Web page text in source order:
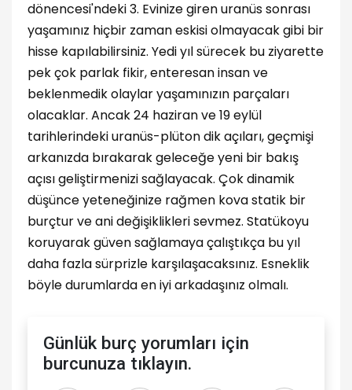
dönencesi'ndeki 3. Evinize giren uranüs sonrası
yaşamınız hiçbir zaman eskisi olmayacak gibi bir
hisse kapılabilirsiniz. Yedi yıl sürecek bu ziyarette
pek çok parlak fikir, enteresan insan ve
beklenmedik olaylar yaşamınızın parçaları
olacaklar. Ancak 24 haziran ve 19 eylül
tarihlerindeki uranüs-plüton dik açıları, geçmişi
arkanızda bırakarak geleceğe yeni bir bakış
açısı geliştirmenizi sağlayacak. Çok dinamik
düşünce yeteneğinize rağmen kova statik bir
burçtur ve ani değişiklikleri sevmez. Statükoyu
koruyarak güven sağlamaya çalıştıkça bu yıl
daha fazla sürprizle karşılaşacaksınız. Esneklik
böyle durumlarda en iyi arkadaşınız olmalı.
Günlük burç yorumları için
burcunuza tıklayın.